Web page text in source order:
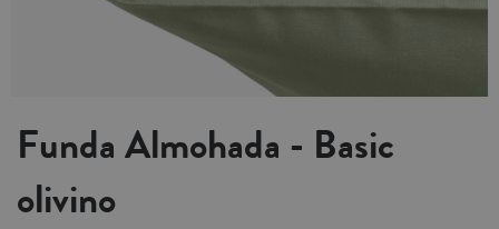
Funda Almohada - Basic
olivino